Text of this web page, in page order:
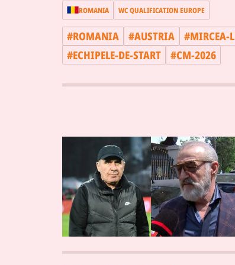
ROMANIA WC QUALIFICATION EUROPE
#ROMANIA #AUSTRIA #MIRCEA-
#ECHIPELE-DE-START #CM-2026